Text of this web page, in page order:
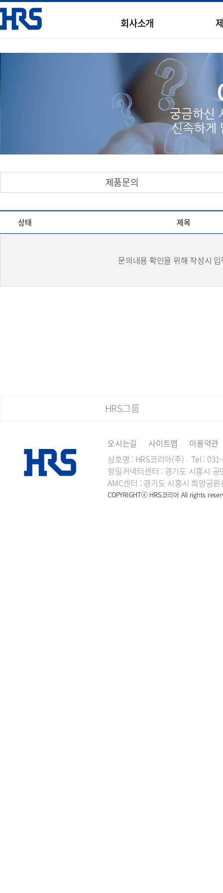
회사소개
제품문의
상태 제목
문의내용 확인을 위해 작성시
HRS그룹
오시는길 사이트맵
이용약관
상호명 : HRS코리아(주) Tel :
정밀커넥터센터 : 경기도 시흥시
AMC센터 : 경기도 시흥시 희망공
COPYRIGHTⓒ HRS코리아 All rights